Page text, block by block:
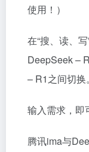
使用！）
在“搜、读、
DeepSeek –
– R1之间切换。
输入需求，即
腾讯ima与